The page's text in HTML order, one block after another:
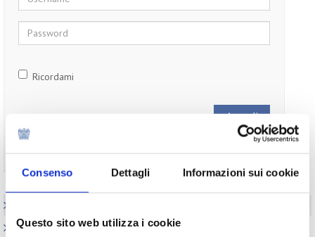
Consenso Dettagli Informazioni sui cookie
Questo sito web utilizza i cookie
Password
Ricordami
Non ti sei ancora registrato?Registrati
Realizzazione GMP